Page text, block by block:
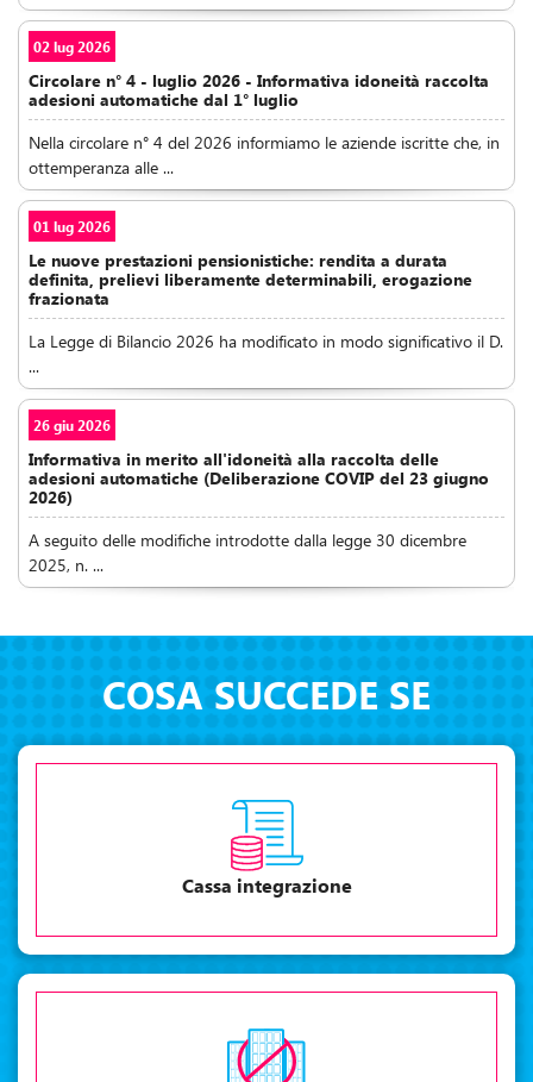
02 lug 2026
Circolare n° 4 - luglio 2026 - Informativa idoneità raccolta
adesioni automatiche dal 1° luglio
Nella circolare n° 4 del 2026 informiamo le aziende iscritte che, in
ottemperanza alle ...
01 lug 2026
Le nuove prestazioni pensionistiche: rendita a durata
definita, prelievi liberamente determinabili, erogazione
frazionata
La Legge di Bilancio 2026 ha modificato in modo significativo il D.
...
26 giu 2026
Informativa in merito all'idoneità alla raccolta delle
adesioni automatiche (Deliberazione COVIP del 23 giugno
2026)
A seguito delle modifiche introdotte dalla legge 30 dicembre
2025, n. ...
COSA SUCCEDE SE
Cassa integrazione